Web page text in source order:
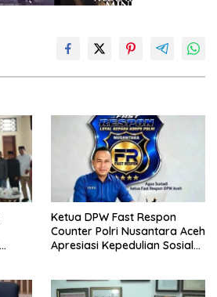
Ketua DPW Fast Respon
Counter Polri Nusantara Aceh
Apresiasi Kepedulian Sosial